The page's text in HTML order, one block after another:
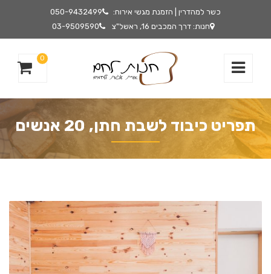
כשר למהדרין | הזמנת מגשי אירוח:
050-9432499
חנות: דרך המכבים 16, ראשל"צ
03-9509590
0
תפריט כיבוד לשבת חתן, 20 אנשים